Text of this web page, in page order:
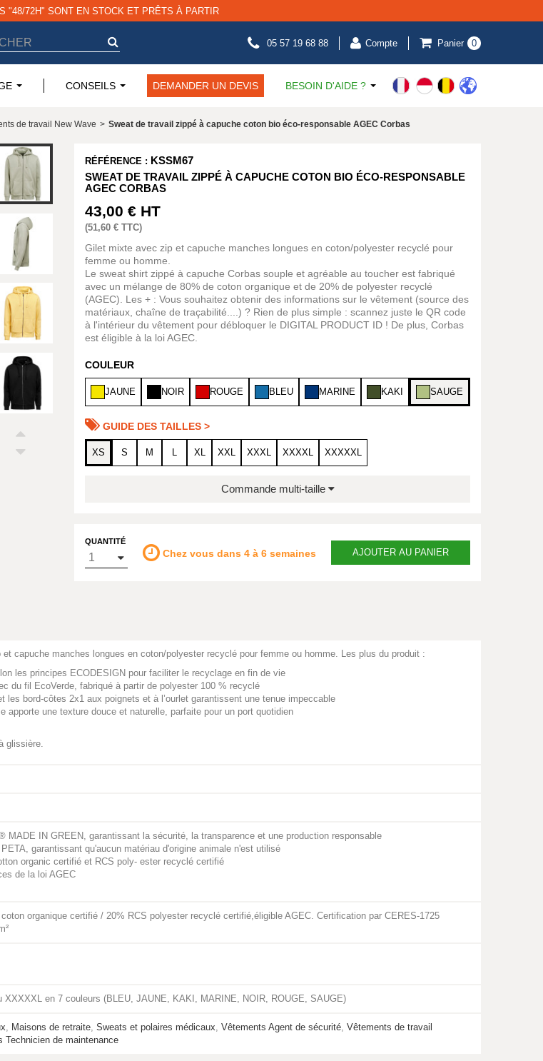
"48/72H" SONT EN STOCK ET PRÊTS À PARTIR
05 57 19 68 88 Compte Panier 0
CONSEILS DEMANDER UN DEVIS BESOIN D'AIDE ?
de travail New Wave > Sweat de travail zippé à capuche coton bio éco-responsable AGEC Corbas
RÉFÉRENCE : KSSM67
SWEAT DE TRAVAIL ZIPPÉ À CAPUCHE COTON BIO ÉCO-RESPONSABLE
AGEC CORBAS
43,00 € HT
(51,60 € TTC)
Gilet mixte avec zip et capuche manches longues en coton/polyester recyclé pour
femme ou homme.
Le sweat shirt zippé à capuche Corbas souple et agréable au toucher est fabriqué
avec un mélange de 80% de coton organique et de 20% de polyester recyclé
(AGEC). Les + : Vous souhaitez obtenir des informations sur le vêtement (source des
matériaux, chaîne de traçabilité....) ? Rien de plus simple : scannez juste le QR code
à l'intérieur du vêtement pour débloquer le DIGITAL PRODUCT ID ! De plus, Corbas
est éligible à la loi AGEC.
COULEUR
JAUNE NOIR ROUGE BLEU MARINE KAKI SAUGE
GUIDE DES TAILLES >
XS S M L XL XXL XXXL XXXXL XXXXXL
Commande multi-taille
QUANTITÉ
Chez vous dans 4 à 6 semaines AJOUTER AU PANIER
capuche manches longues en coton/polyester recyclé pour femme ou homme. Les plus du produit :
les principes ECODESIGN pour faciliter le recyclage en fin de vie
du fil EcoVerde, fabriqué à partir de polyester 100 % recyclé
les bord-côtes 2x1 aux poignets et à l’ourlet garantissent une tenue impeccable
apporte une texture douce et naturelle, parfaite pour un port quotidien
glissière.
MADE IN GREEN, garantissant la sécurité, la transparence et une production responsable
garantissant qu'aucun matériau d'origine animale n'est utilisé
organic certifié et RCS poly- ester recyclé certifié
de la loi AGEC
organique certifié / 20% RCS polyester recyclé certifié,éligible AGEC. Certification par CERES-1725
XXXXXL en 7 couleurs (BLEU, JAUNE, KAKI, MARINE, NOIR, ROUGE, SAUGE)
, Maisons de retraite, Sweats et polaires médicaux, Vêtements Agent de sécurité, Vêtements de travail
Technicien de maintenance